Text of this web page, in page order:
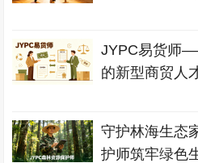
JYPC易货师
的新型商贸人
守护林海生态
护师筑牢绿色